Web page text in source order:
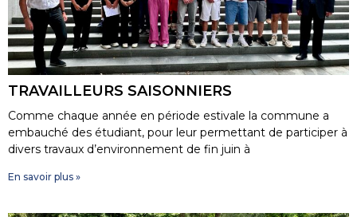
TRAVAILLEURS SAISONNIERS
Comme chaque année en période estivale la commune a
embauché des étudiant, pour leur permettant de participer à
divers travaux d’environnement de fin juin à
En savoir plus »